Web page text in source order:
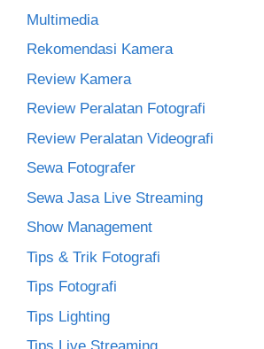
Multimedia
Rekomendasi Kamera
Review Kamera
Review Peralatan Fotografi
Review Peralatan Videografi
Sewa Fotografer
Sewa Jasa Live Streaming
Show Management
Tips & Trik Fotografi
Tips Fotografi
Tips Lighting